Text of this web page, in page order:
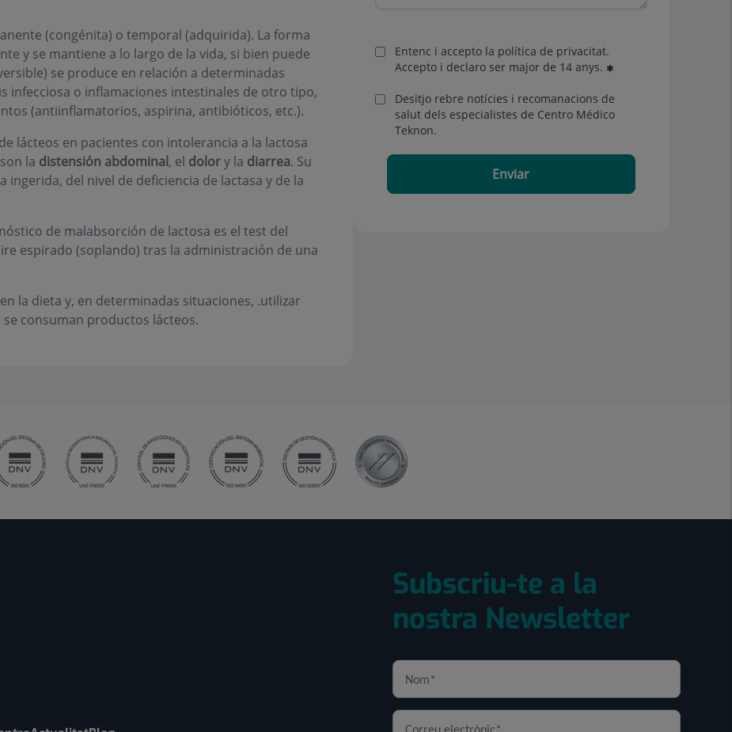
(congénita) o temporal (adquirida). La forma
y se mantiene a lo largo de la vida, si bien puede
se produce en relación a determinadas
infecciosa o inflamaciones intestinales de otro tipo,
(antiinflamatorios, aspirina, antibióticos, etc.).
lácteos en pacientes con intolerancia a la lactosa
la distensión abdominal, el dolory la diarrea. Su
del nivel de deficiencia de lactasa y de la
de malabsorción de lactosa es el test del
espirado (soplando) tras la administración de una
la dieta y, en determinadas situaciones, .utilizar
consuman productos lácteos.
Entenc i accepto la política de privacitat.
Accepto i declaro ser major de 14 anys.
Desitjo rebre notícies i recomanacions de
salut dels especialistes de Centro Médico
Teknon.
Enviar
Subscriu-te a la
nostra Newsletter